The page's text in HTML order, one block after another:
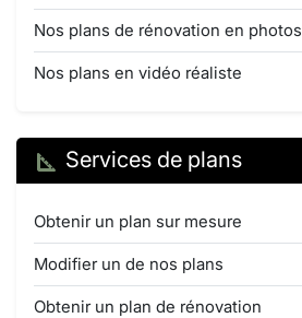
Nos plans de rénovation en photos
Nos plans en vidéo réaliste
Services de plans
Obtenir un plan sur mesure
Modifier un de nos plans
Obtenir un plan de rénovation